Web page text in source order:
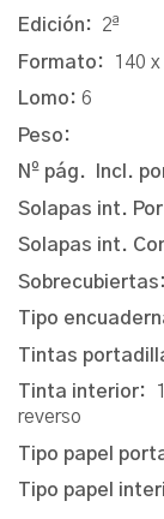
Edición:
2ª
Formato:
140
Lomo: 6
Peso:
Nº pág. Incl.
Solapas int.
Solapas int.
Sobrecubiertas:
Tipo
Tintas
Tinta interior:
reverso
Tipo papel
Tipo papel